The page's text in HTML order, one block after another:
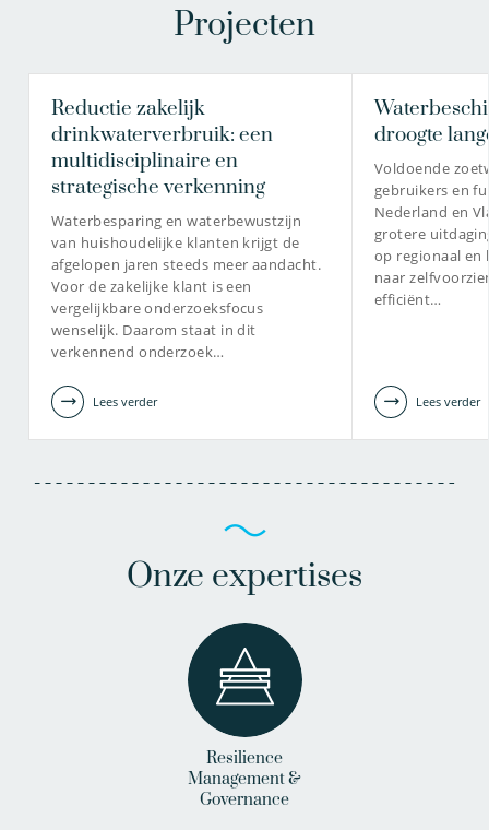
Projecten
Reductie zakelijk
drinkwaterverbruik: een
multidisciplinaire en
strategische verkenning
Waterbesparing en waterbewustzijn
van huishoudelijke klanten krijgt de
afgelopen jaren steeds meer aandacht.
Voor de zakelijke klant is een
vergelijkbare onderzoeksfocus
wenselijk. Daarom staat in dit
verkennend onderzoek…
Lees verder
droogte
Voldoende
gebruikers en
Nederland en
grotere
op regionaal en
naar
efficiënt…
Lees verder
Onze expertises
Resilience
Management &
Governance